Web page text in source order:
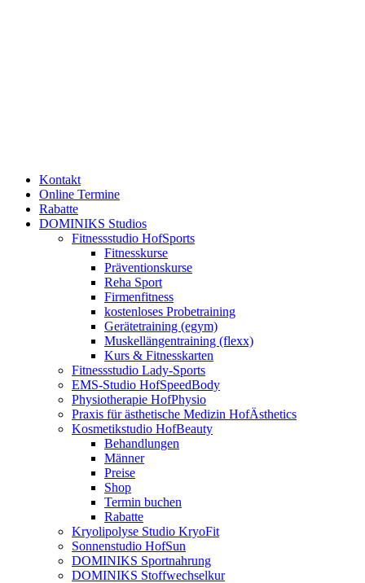
Kontakt
Online Termine
Rabatte
DOMINIKS Studios
Fitnessstudio HofSports
Fitnesskurse
Präventionskurse
Reha Sport
Firmenfitness
kostenloses Probetraining
Gerätetraining (egym)
Muskellängentraining (flexx)
Kurs & Fitnesskarten
Fitnessstudio Lady-Sports
EMS-Studio HofSpeedBody
Physiotherapie HofPhysio
Praxis für ästhetische Medizin HofÄsthetics
Kosmetikstudio HofBeauty
Behandlungen
Männer
Preise
Shop
Termin buchen
Rabatte
Kryolipolyse Studio KryoFit
Sonnenstudio HofSun
DOMINIKS Sportnahrung
DOMINIKS Stoffwechselkur